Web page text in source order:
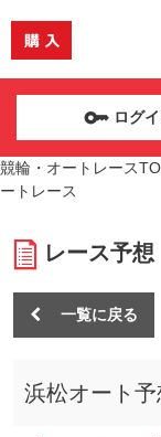
ログ
競輪・オートレース
ートレース
レース予想
一覧に戻る
浜松オート予